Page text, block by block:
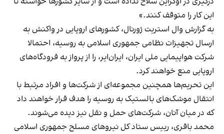
این کار را متوقف کنند.»
به گزارش وال استریت ژورنال، کشورهای اروپایی در واکنش به
ارسال تجهیزات نظامی جمهوری اسلامی به روسیه، احتمالا
شرکت هواپیمایی ملی ایران، ایران‌ایر، را از پرواز به فرودگاه‌های
اروپایی منع خواهند کرد.
این تحریم‌ها همچنین مجموعه‌ای از شرکت‌ها و افراد مرتبط با
انتقال موشک‌های بالستیک به روسیه را هدف قرار خواهند داد
که در میان آنان، شرکت‌های حمل و نقل نیز دیده می‌شوند.
محمد باقری، رییس ستاد کل نیروهای مسلح جمهوری اسلامی